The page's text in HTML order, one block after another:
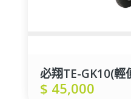
必翔TE-GK10(輕
$ 45,000